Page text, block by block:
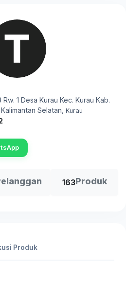
1 Desa Kurau Kec. Kurau Kab.
Selatan Kurau
163Produk
Produk